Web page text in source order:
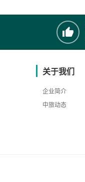
关于我们
企业简介
中旅动态